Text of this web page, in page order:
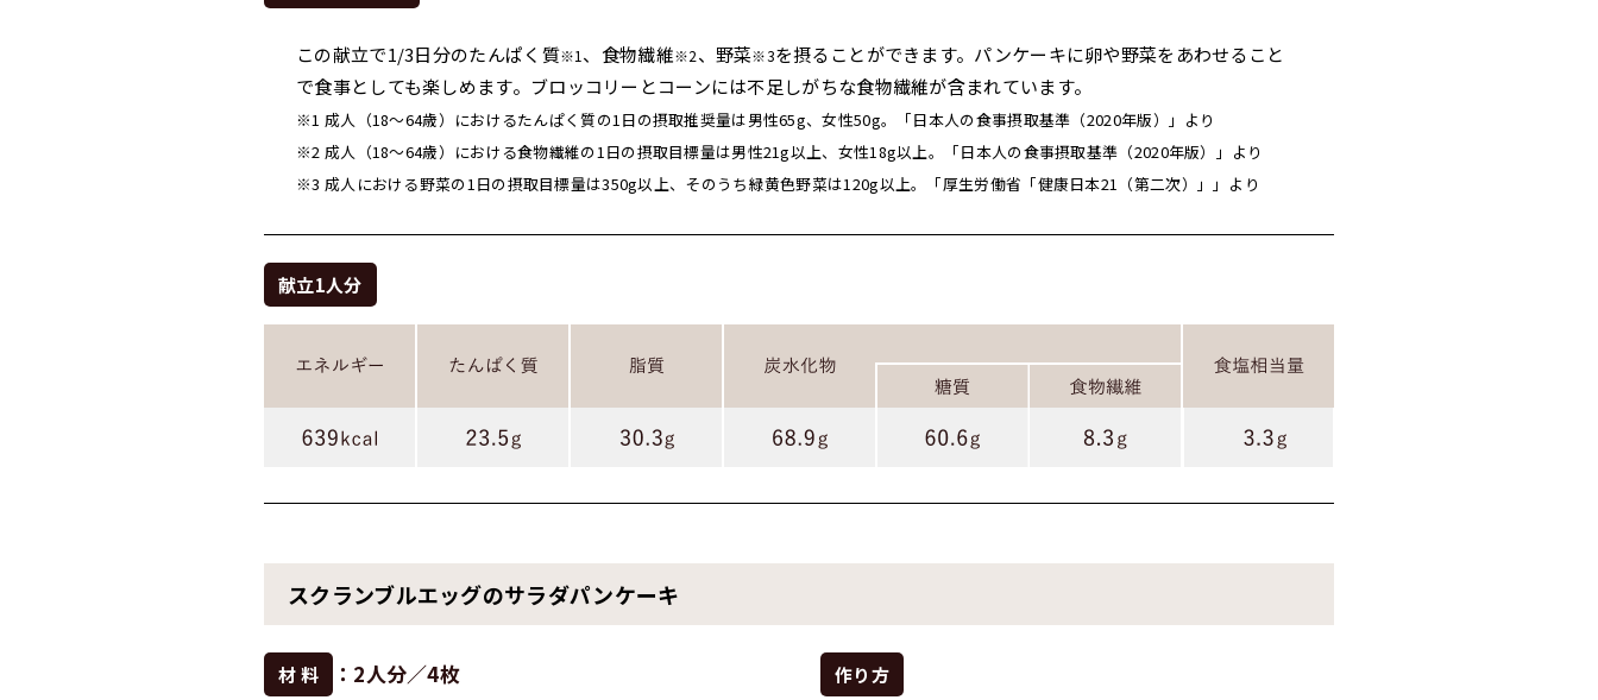
この献立で1/3日分のたんぱく質※1 、食物繊維※2、野菜※3を摂ることができます。パンケーキに卵や野菜をあわせること
で食事としても楽しめます。ブロッコリーとコーンには不足しがちな食物繊維が含まれています。
※1 成人（18～64歳）におけるたんぱく質の1日の摂取推奨量は男性65g、女性50g。「日本人の食事摂取基準（2020年版）」より
※2 成人（18～64歳）における食物繊維の1日の摂取目標量は男性21g以上、女性18g以上。「日本人の食事摂取基準（2020年版）」より
※3 成人における野菜の1日の摂取目標量は350g以上、そのうち緑黄色野菜は120g以上。「厚生労働省「健康日本21（第二次）」」より
献立1人分
スクランブルエッグのサラダパンケーキ
材 料 ：2人分／4枚 作り方